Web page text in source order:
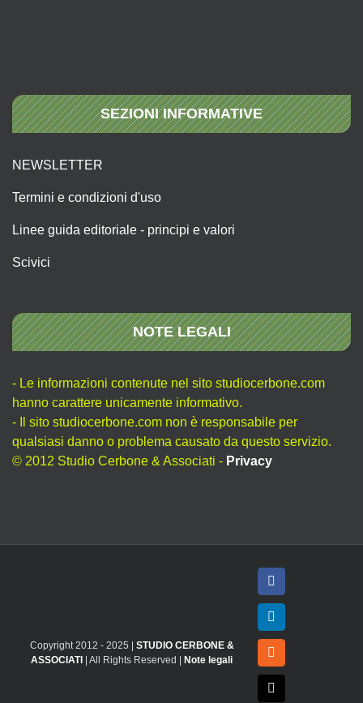
SEZIONI INFORMATIVE
NEWSLETTER
Termini e condizioni d'uso
Linee guida editoriale - principi e valori
Scivici
NOTE LEGALI
- Le informazioni contenute nel sito studiocerbone.com
hanno carattere unicamente informativo.
- Il sito studiocerbone.com non è responsabile per
qualsiasi danno o problema causato da questo servizio.
© 2012 Studio Cerbone & Associati - Privacy
Copyright 2012 - 2025 | STUDIO CERBONE &
ASSOCIATI
| All Rights Reserved | Note legali
Facebook
LinkedIn
Rss
X